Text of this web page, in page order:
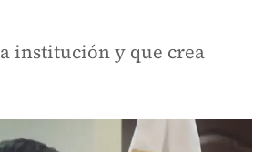
institución y que crea